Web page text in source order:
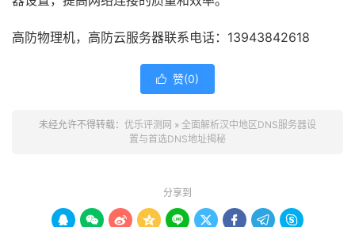
高防物理机，高防云服务器联系电话：13943842618
 赞(0)
未经允许不得转载： 优乐评测网 » 全面解析汉中地区DNS服务器设
置与首选DNS地址揭秘
分享到
        